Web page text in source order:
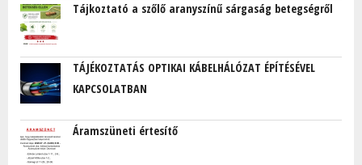
Tájkoztató a szőlő aranyszínű sárgaság betegségről
TÁJÉKOZTATÁS OPTIKAI KÁBELHÁLÓZAT ÉPÍTÉSÉVEL
KAPCSOLATBAN
Áramszüneti értesítő